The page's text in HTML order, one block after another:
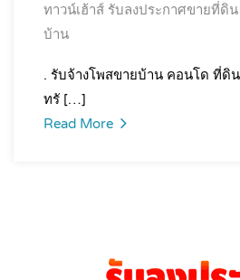
ทาวน์เฮ้าส์ รับลงประกาศขายที่ดิน
บ้าน
. รับจ้างโพสขายบ้าน คอนโด ที่ดิ
ทรั […]
Read More